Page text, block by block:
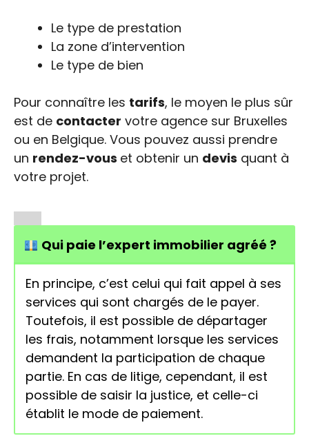
Le type de prestation
La zone d’intervention
Le type de bien
Pour connaître les tarifs, le moyen le plus sûr
est de contacter votre agence sur Bruxelles
ou en Belgique. Vous pouvez aussi prendre
un rendez-vous et obtenir un devis quant à
votre projet.
Qui paie l’expert immobilier agréé ?
En principe, c’est celui qui fait appel à ses
services qui sont chargés de le payer.
Toutefois, il est possible de départager
les frais, notamment lorsque les services
demandent la participation de chaque
partie. En cas de litige, cependant, il est
possible de saisir la justice, et celle-ci
établit le mode de paiement.